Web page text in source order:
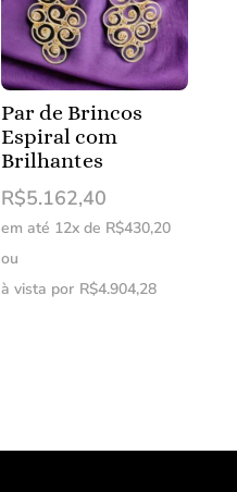
Par de Brincos
Espiral com
Brilhantes
R$5.162,40
em até 12x de R$430,20
ou
à vista por R$4.904,28